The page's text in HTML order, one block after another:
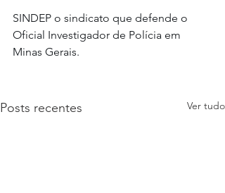
SINDEP o sindicato que defende o
Oficial Investigador de Polícia em
Minas Gerais.
Posts recentes Ver tudo